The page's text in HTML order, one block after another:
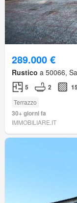
289.000 €
Rustico a 50066,
5 2
Terrazzo
30+ giorni fa
IMMOBILIARE.IT